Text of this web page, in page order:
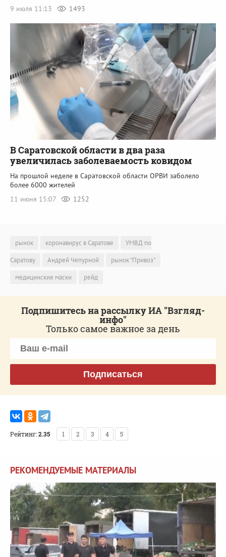
9 июля 11:13
1493
В Саратовской области в два раза
увеличилась заболеваемость ковидом
На прошлой неделе в Саратовской области ОРВИ заболело
более 6000 жителей
11 июня 15:07
1252
рынок коронавирус в Саратове
УМВД по
Саратову
Андрей Чепурной
рынок "Привоз"
медицинские маски
рейд
Подпишитесь на рассылку ИА "Взгляд-
инфо"
Только самое важное за день
Подписаться
Рейтинг:2.35 1 2 3 4 5
РЕКОМЕНДУЕМЫЕ МАТЕРИАЛЫ